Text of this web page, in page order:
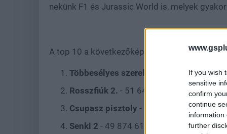
If you wish
sensitive
confirm
continue
information
further
nekünk F1 és Jurassic World is, melyek
A top 10 a következőképpen alakult:
Többesélyes szerelem
- 66 298 715 Ft -
Rosszfiúk 2. - 51 643 836 Ft - 21 306
Csupasz pisztoly - 51 308 637 Ft - 19
Senki 2 - 49 874 611 Ft - 19 103 néző